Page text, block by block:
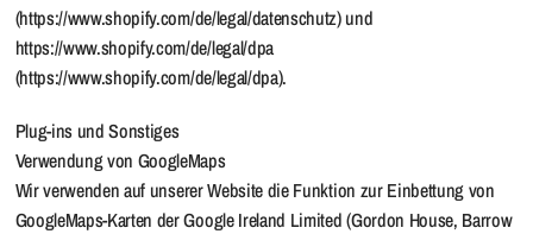
(https://www.shopify.com/de/legal/datenschutz) und
https://www.shopify.com/de/legal/dpa
(https://www.shopify.com/de/legal/dpa).
Plug-ins und Sonstiges
Verwendung von GoogleMaps
Wir verwenden auf unserer Website die Funktion zur Einbettung von
GoogleMaps-Karten der Google Ireland Limited (Gordon House, Barrow